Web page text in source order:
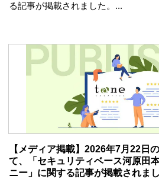
る記事が掲載されました。...
【メディア掲載】2026年7月22日
て、「セキュリティベース河原田
ニー」に関する記事が掲載されまし